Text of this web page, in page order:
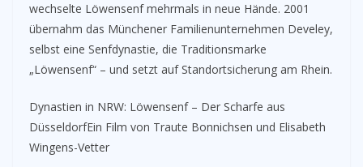
wechselte Löwensenf mehrmals in neue Hände. 2001
übernahm das Münchener Familienunternehmen Develey,
selbst eine Senfdynastie, die Traditionsmarke
„Löwensenf“ – und setzt auf Standortsicherung am Rhein.
Dynastien in NRW: Löwensenf – Der Scharfe aus
DüsseldorfEin Film von Traute Bonnichsen und Elisabeth
Wingens-Vetter